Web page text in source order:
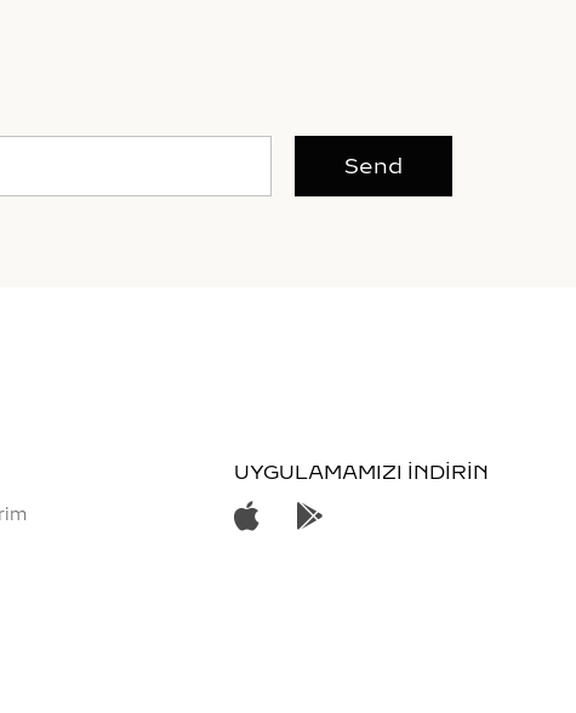
Send
UYGULAMAMIZI İNDİRİN